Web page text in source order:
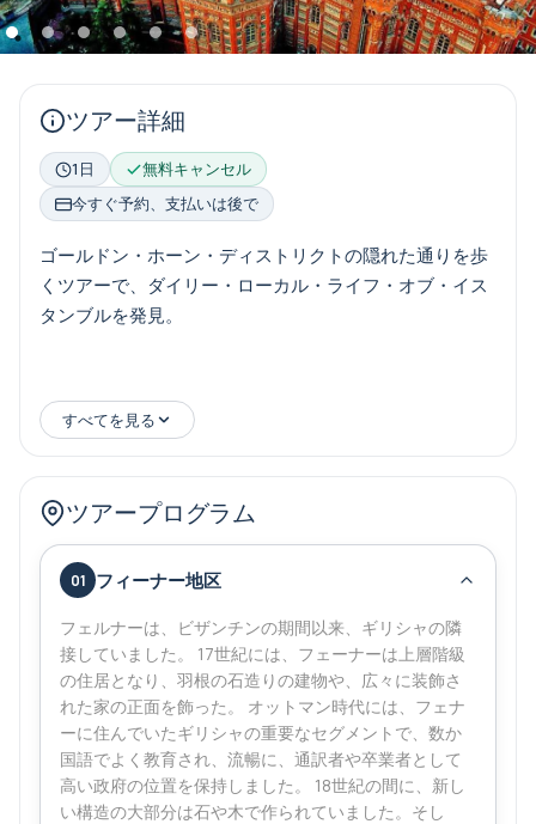
ツアー詳細
1日
無料キャンセル
今すぐ予約、支払いは後で
ゴールドン・ホーン・ディストリクトの隠れた通りを歩
くツアーで、ダイリー・ローカル・ライフ・オブ・イス
タンブルを発見。
イスタンブールの歴史的な半島に位置するフェネル地区
とバルト地区。 ギリシャ人、アルメニア人、ユダヤ人の
ト地区は、他の都市や農村地域に移住したイスラム教徒
の人口によって現在生息しています。
すべてを見る
ツアープログラム
01 フィーナー地区
フェルナーは、ビザンチンの期間以来、ギリシャの隣
接していました。 17世紀には、フェーナーは上層階級
の住居となり、羽根の石造りの建物や、広々に装飾さ
れた家の正面を飾った。 オットマン時代には、フェナ
ーに住んでいたギリシャの重要なセグメントで、数か
国語でよく教育され、流暢に、通訳者や卒業者として
高い政府の位置を保持しました。 18世紀の間に、新し
い構造の大部分は石や木で作られていました。そし